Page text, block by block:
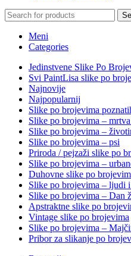
Meni
Categories
Jedinstvene Slike Po
Svi PaintLisa slike po
Najnovije
Najpopularnij
Slike po brojevima
Slike po brojevima –
Slike po brojevima –
Slike po brojevima – psi
Priroda / pejzaži slike po
Slike po brojevima –
Duhovne slike po
Slike po brojevima – ljudi
Slike po brojevima – Dan
Apstraktne slike po
Vintage slike po brojevima
Slike po brojevima –
Pribor za slikanje po